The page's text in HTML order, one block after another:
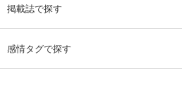
掲載誌で探す
感情タグで探す